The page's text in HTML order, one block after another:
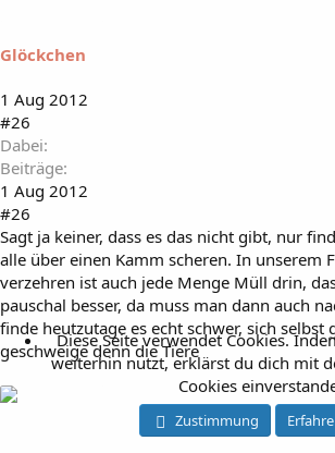
Glöckchen
1 Aug 2012
#26
Dabei
Beiträge
1 Aug 2012
#26
Sagt ja keiner, dass es das nicht gibt, nur
alle über einen Kamm scheren. In unserem
verzehren ist auch jede Menge Müll drin,
pauschal besser, da muss man dann auch
finde heutzutage es echt schwer, sich selbst
geschweige denn die Tiere
Diese Seite verwendet Cookies.
weiterhin nutzt, erklärst du dich mit
Cookies
Zustimmung